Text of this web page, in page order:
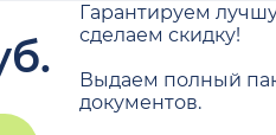
Гарантируем
сделаем скидку!
Выдаем полный
документов.